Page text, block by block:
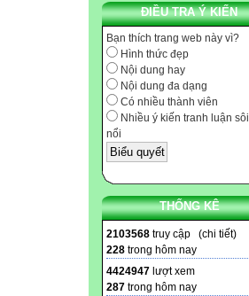
ĐIỀU TRA Ý KIẾN
Bạn thích trang web này vì?
Hình thức đẹp
Nội dung hay
Nội dung đa dạng
Có nhiều thành viên
Nhiều ý kiến tranh luận sôi
nổi
THỐNG KÊ
2103568 truy cập (chi tiết)
228 trong hôm nay
4424947 lượt xem
287 trong hôm nay